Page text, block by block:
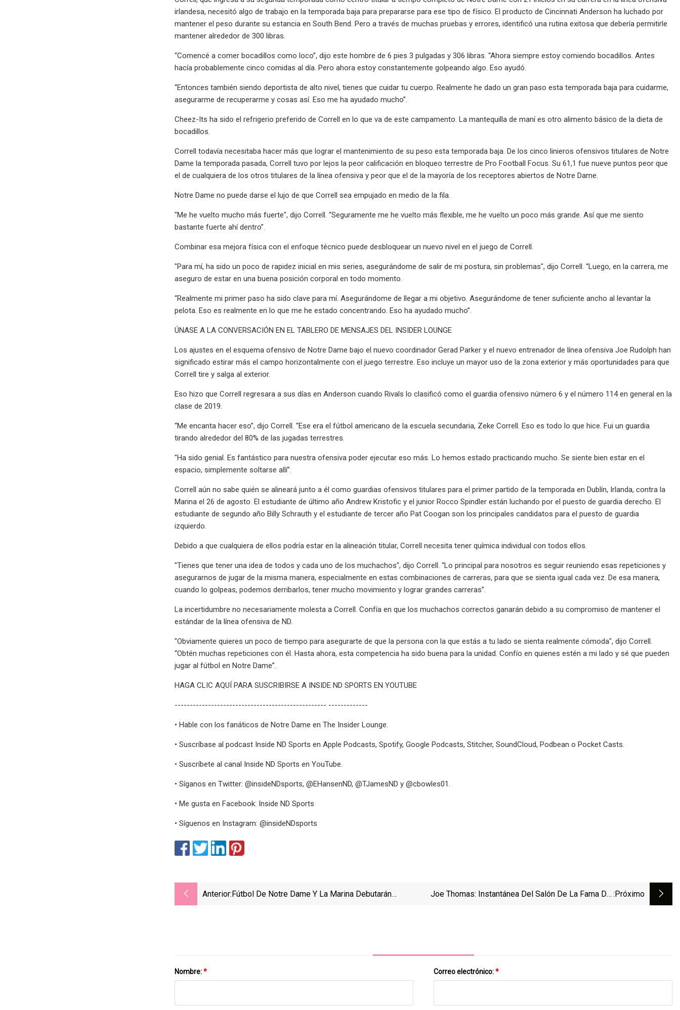
irlandesa, necesitó algo de trabajo en la temporada baja para prepararse para ese tipo de físico. El producto de Cincinnati Anderson ha luchado por
mantener el peso durante su estancia en South Bend. Pero a través de muchas pruebas y errores, identificó una rutina exitosa que debería permitirle
mantener alrededor de 300 libras.
“Comencé a comer bocadillos como loco”, dijo este hombre de 6 pies 3 pulgadas y 306 libras. “Ahora siempre estoy comiendo bocadillos. Antes
hacía probablemente cinco comidas al día. Pero ahora estoy constantemente golpeando algo. Eso ayudó.
“Entonces también siendo deportista de alto nivel, tienes que cuidar tu cuerpo. Realmente he dado un gran paso esta temporada baja para cuidarme,
asegurarme de recuperarme y cosas así. Eso me ha ayudado mucho”.
Cheez-Its ha sido el refrigerio preferido de Correll en lo que va de este campamento. La mantequilla de maní es otro alimento básico de la dieta de
bocadillos.
Correll todavía necesitaba hacer más que lograr el mantenimiento de su peso esta temporada baja. De los cinco linieros ofensivos titulares de Notre
Dame la temporada pasada, Correll tuvo por lejos la peor calificación en bloqueo terrestre de Pro Football Focus. Su 61,1 fue nueve puntos peor que
el de cualquiera de los otros titulares de la línea ofensiva y peor que el de la mayoría de los receptores abiertos de Notre Dame.
Notre Dame no puede darse el lujo de que Correll sea empujado en medio de la fila.
"Me he vuelto mucho más fuerte", dijo Correll. “Seguramente me he vuelto más flexible, me he vuelto un poco más grande. Así que me siento
bastante fuerte ahí dentro”.
Combinar esa mejora física con el enfoque técnico puede desbloquear un nuevo nivel en el juego de Correll.
"Para mí, ha sido un poco de rapidez inicial en mis series, asegurándome de salir de mi postura, sin problemas", dijo Correll. “Luego, en la carrera, me
aseguro de estar en una buena posición corporal en todo momento.
“Realmente mi primer paso ha sido clave para mí. Asegurándome de llegar a mi objetivo. Asegurándome de tener suficiente ancho al levantar la
pelota. Eso es realmente en lo que me he estado concentrando. Eso ha ayudado mucho”.
ÚNASE A LA CONVERSACIÓN EN EL TABLERO DE MENSAJES DEL INSIDER LOUNGE
Los ajustes en el esquema ofensivo de Notre Dame bajo el nuevo coordinador Gerad Parker y el nuevo entrenador de línea ofensiva Joe Rudolph han
significado estirar más el campo horizontalmente con el juego terrestre. Eso incluye un mayor uso de la zona exterior y más oportunidades para que
Correll tire y salga al exterior.
Eso hizo que Correll regresara a sus días en Anderson cuando Rivals lo clasificó como el guardia ofensivo número 6 y el número 114 en general en la
clase de 2019.
“Me encanta hacer eso”, dijo Correll. “Ese era el fútbol americano de la escuela secundaria, Zeke Correll. Eso es todo lo que hice. Fui un guardia
tirando alrededor del 80% de las jugadas terrestres.
"Ha sido genial. Es fantástico para nuestra ofensiva poder ejecutar eso más. Lo hemos estado practicando mucho. Se siente bien estar en el
espacio, simplemente soltarse allí”.
Correll aún no sabe quién se alineará junto a él como guardias ofensivos titulares para el primer partido de la temporada en Dublín, Irlanda, contra la
Marina el 26 de agosto. El estudiante de último año Andrew Kristofic y el junior Rocco Spindler están luchando por el puesto de guardia derecho. El
estudiante de segundo año Billy Schrauth y el estudiante de tercer año Pat Coogan son los principales candidatos para el puesto de guardia
izquierdo.
Debido a que cualquiera de ellos podría estar en la alineación titular, Correll necesita tener química individual con todos ellos.
"Tienes que tener una idea de todos y cada uno de los muchachos", dijo Correll. “Lo principal para nosotros es seguir reuniendo esas repeticiones y
asegurarnos de jugar de la misma manera, especialmente en estas combinaciones de carreras, para que se sienta igual cada vez. De esa manera,
cuando lo golpeas, podemos derribarlos, tener mucho movimiento y lograr grandes carreras”.
La incertidumbre no necesariamente molesta a Correll. Confía en que los muchachos correctos ganarán debido a su compromiso de mantener el
estándar de la línea ofensiva de ND.
"Obviamente quieres un poco de tiempo para asegurarte de que la persona con la que estás a tu lado se sienta realmente cómoda", dijo Correll.
“Obtén muchas repeticiones con él. Hasta ahora, esta competencia ha sido buena para la unidad. Confío en quienes estén a mi lado y sé que pueden
jugar al fútbol en Notre Dame”.
HAGA CLIC AQUÍ PARA SUSCRIBIRSE A INSIDE ND SPORTS EN YOUTUBE
-------------------------------------------------- -------------
• Hable con los fanáticos de Notre Dame en The Insider Lounge.
• Suscríbase al podcast Inside ND Sports en Apple Podcasts, Spotify, Google Podcasts, Stitcher, SoundCloud, Podbean o Pocket Casts.
• Suscríbete al canal Inside ND Sports en YouTube.
• Síganos en Twitter: @insideNDsports, @EHansenND, @TJamesND y @cbowles01.
• Me gusta en Facebook: Inside ND Sports
• Síguenos en Instagram: @insideNDsports
Anterior:Fútbol De Notre Dame Y La Marina Debutarán
Joe Thomas: Instantánea Del Salón De La Fama Del :próximo
Nombre:* Correo electrónico:*